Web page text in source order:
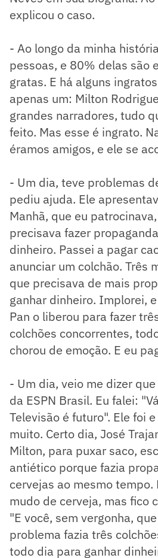
explicou o caso.
- Ao longo da minha
pessoas, e 80% delas são
gratas. E há alguns
apenas um: Milton
grandes narradores, tudo
feito. Mas esse é ingrato.
éramos amigos, e ele se
- Um dia, teve problemas
pediu ajuda. Ele
Manhã, que eu
precisava fazer
dinheiro. Passei a pagar
anunciar um colchão. Três
que precisava de mais
ganhar dinheiro. Implorei,
Pan o liberou para fazer
colchões concorrentes,
chorou de emoção. E eu
- Um dia, veio me dizer
da ESPN Brasil. Eu falei:
Televisão é futuro". Ele foi
muito. Certo dia, José
Milton, para puxar saco,
antiético porque fazia
cervejas ao mesmo tempo.
mudo de cerveja, mas fico
"E você, sem vergonha,
problema fazia três
todo dia para ganhar